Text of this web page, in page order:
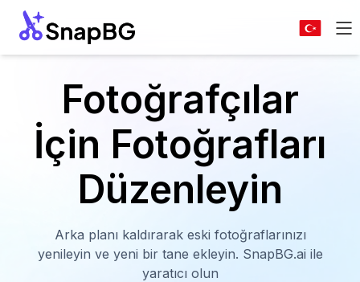
Fotoğrafçılar
İçin Fotoğrafları
Düzenleyin
Arka planı kaldırarak eski fotoğraflarınızı
yenileyin ve yeni bir tane ekleyin. SnapBG.ai ile
yaratıcı olun